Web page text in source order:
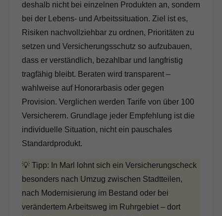
deshalb nicht bei einzelnen Produkten an, sondern
bei der Lebens- und Arbeitssituation. Ziel ist es,
Risiken nachvollziehbar zu ordnen, Prioritäten zu
setzen und Versicherungsschutz so aufzubauen,
dass er verständlich, bezahlbar und langfristig
tragfähig bleibt. Beraten wird transparent –
wahlweise auf Honorarbasis oder gegen
Provision. Verglichen werden Tarife von über 100
Versicherern. Grundlage jeder Empfehlung ist die
individuelle Situation, nicht ein pauschales
Standardprodukt.
💡 Tipp: In Marl lohnt sich ein Versicherungscheck
besonders nach Umzug zwischen Stadtteilen,
nach Modernisierung im Bestand oder bei
verändertem Arbeitsweg im Ruhrgebiet – dort